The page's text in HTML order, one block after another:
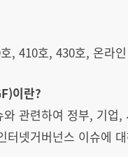
, 410호, 430호, 온라
이란?
관련하여 정부, 기
터넷거버넌스 이슈에